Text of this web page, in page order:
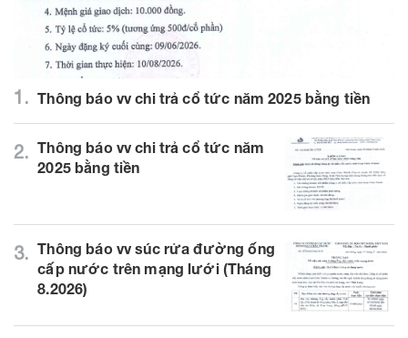
1. Thông báo vv chi trả cổ tức năm 2025 bằng tiền
2. Thông báo vv chi trả cổ tức năm
2025 bằng tiền
3. Thông báo vv súc rửa đường ống
cấp nước trên mạng lưới (Tháng
8.2026)